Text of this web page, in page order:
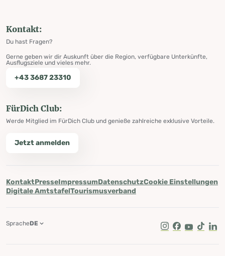
Kontakt:
Du hast Fragen?
Gerne geben wir dir Auskunft über die Region, verfügbare Unterkünfte,
Ausflugsziele und vieles mehr.
+43 3687 23310
FürDich Club:
Werde Mitglied im FürDich Club und genieße zahlreiche exklusive Vorteile.
Jetzt anmelden
KontaktPresseImpressumDatenschutzCookie Einstellungen
Digitale AmtstafelTourismusverband
Instagram
Facebook
Youtube
Tik Tok
SpracheDE